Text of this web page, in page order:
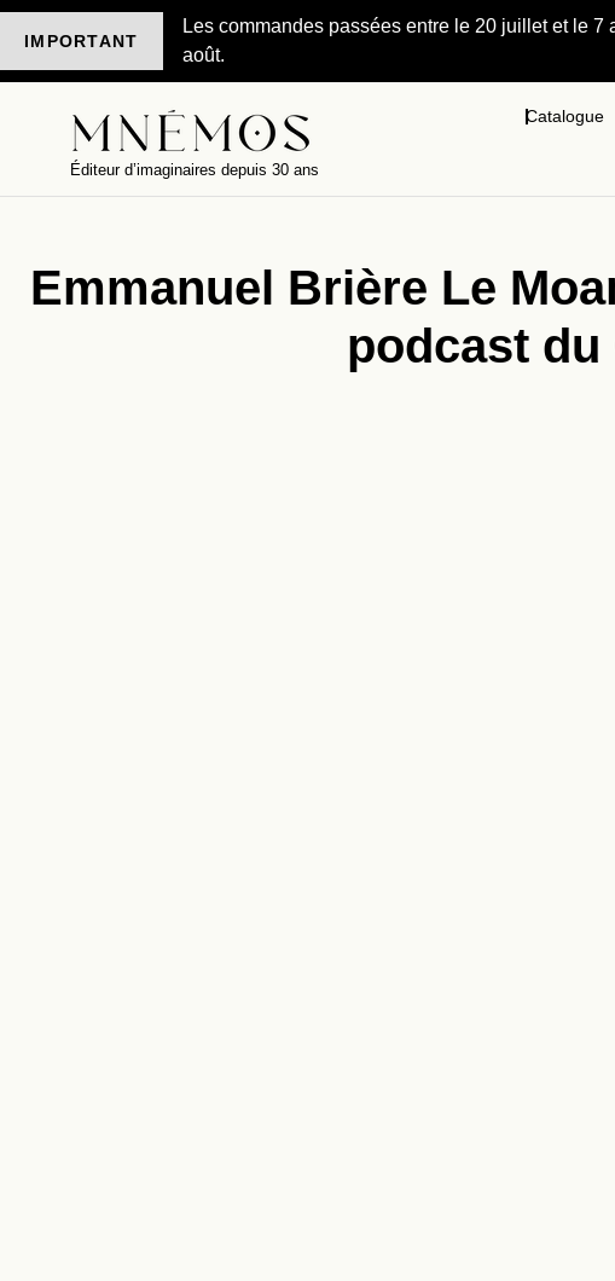
IMPORTANT
Les commandes passées entre le 20 juillet et le
août.
Éditeur d’imaginaires depuis 30 ans
Catalogue
Emmanuel Brière Le
podcast du